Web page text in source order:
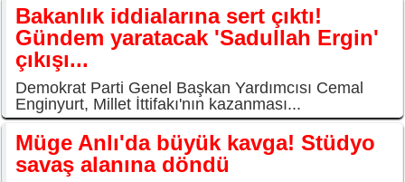
Bakanlık iddialarına sert çıktı!
Gündem yaratacak 'Sadullah Ergin'
çıkışı...
Demokrat Parti Genel Başkan Yardımcısı Cemal
Enginyurt, Millet İttifakı'nın kazanması...
Müge Anlı'da büyük kavga! Stüdyo
savaş alanına döndü